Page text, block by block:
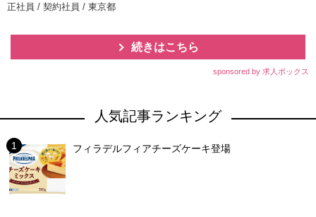
正社員 / 契約社員 / 東京都
続きはこちら
sponsored by 求人ボックス
人気記事ランキング
フィラデルフィアチーズケーキ登場